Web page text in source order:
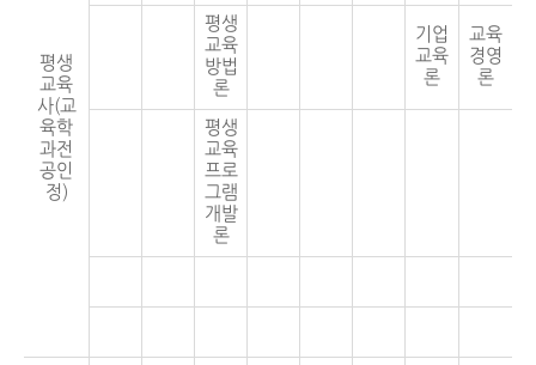
평생
교육
사(교
육학
과전
공인
정)
평생
교육
방법
론
기업
교육
론
교육
경영
론
평생
교육
프로
그램
개발
론